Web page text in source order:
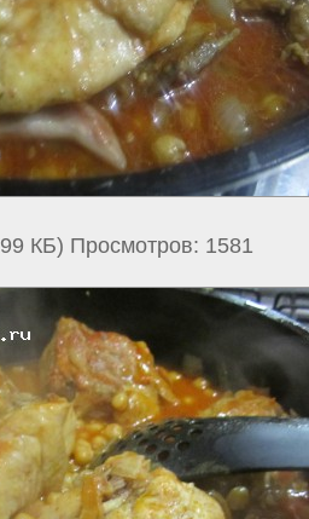
КБ) Просмотров: 1581